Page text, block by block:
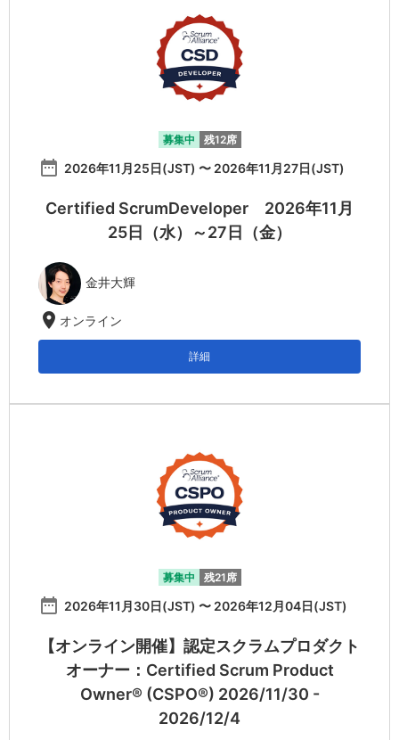
募集中 残12席
date_range 2026年11月25日(JST) 〜 2026年11月27日(JST)
Certified ScrumDeveloper 2026年11月
25日（水）～27日（金）
金井大輝
location_on オンライン
詳細
募集中 残21席
date_range 2026年11月30日(JST) 〜 2026年12月04日(JST)
【オンライン開催】認定スクラムプロダクト
オーナー：Certified Scrum Product
Owner® (CSPO®) 2026/11/30 -
2026/12/4